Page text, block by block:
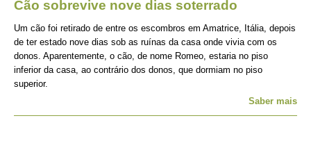
Cão sobrevive nove dias soterrado
Um cão foi retirado de entre os escombros em Amatrice, Itália, depois
de ter estado nove dias sob as ruínas da casa onde vivia com os
donos. Aparentemente, o cão, de nome Romeo, estaria no piso
inferior da casa, ao contrário dos donos, que dormiam no piso
superior.
Saber mais